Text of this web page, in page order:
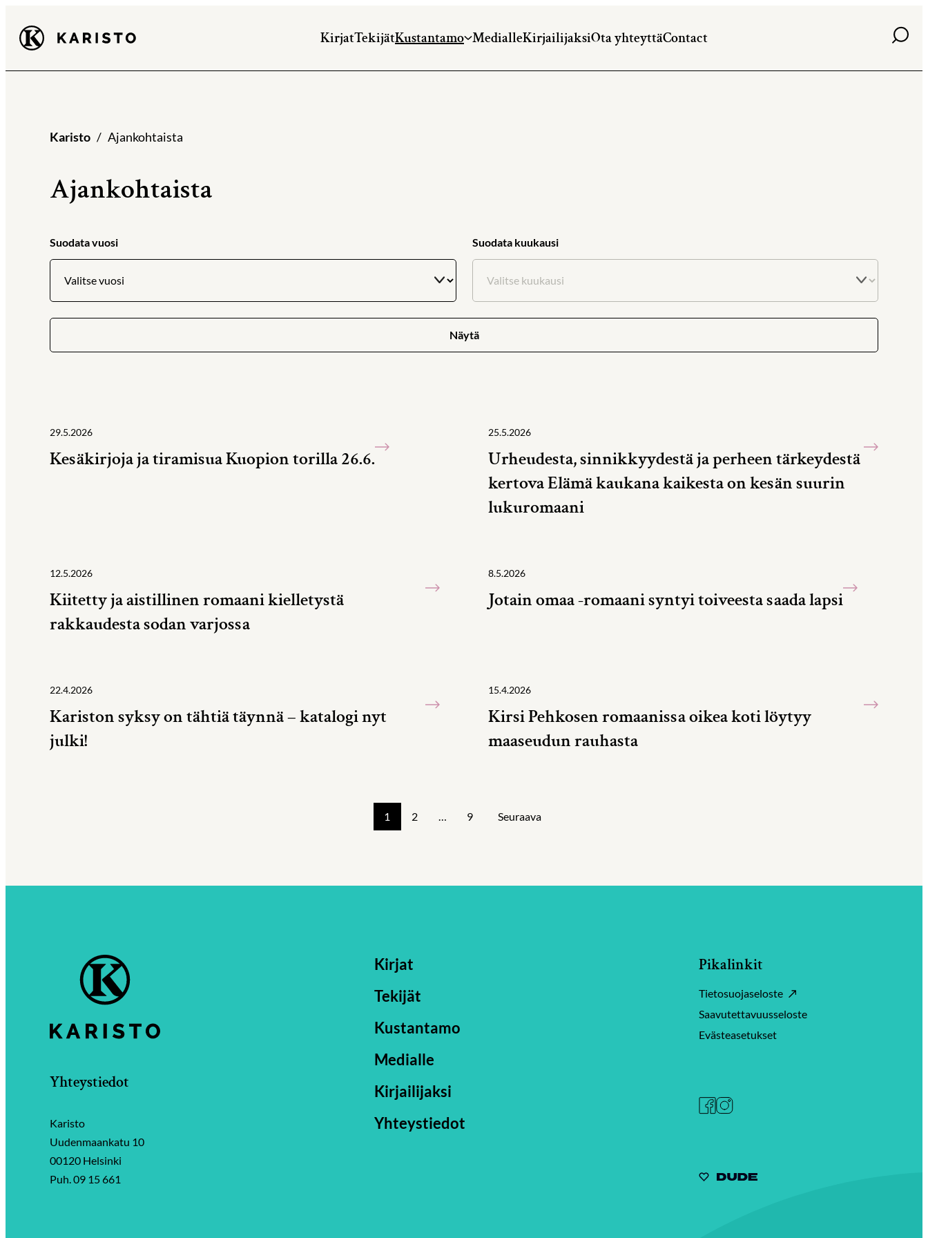
suoraan
Karisto KirjatTekijätKustantamo MedialleKirjailijaksiOta yhteyttäContact Haku
Karisto Ajankohtaista
Ajankohtaista
Suodata vuosi Suodata kuukausi
Näytä
Ajankohtaista
29.5.2026
Kesäkirjoja ja tiramisua Kuopion torilla 26.6.
25.5.2026
Urheudesta, sinnikkyydestä ja perheen tärkeydestä
kertova Elämä kaukana kaikesta on kesän suurin
lukuromaani
12.5.2026
Kiitetty ja aistillinen romaani kielletystä
rakkaudesta sodan varjossa
8.5.2026
Jotain omaa -romaani syntyi toiveesta saada lapsi
22.4.2026
Kariston syksy on tähtiä täynnä – katalogi nyt
julki!
15.4.2026
Kirsi Pehkosen romaanissa oikea koti löytyy
maaseudun rauhasta
1 2 … 9 Seuraava
Yhteystiedot
Karisto
Uudenmaankatu 10
00120 Helsinki
Puh. 09 15 661
Kirjat
Tekijät
Kustantamo
Medialle
Kirjailijaksi
Yhteystiedot
Pikalinkit
Tietosuojaseloste
Saavutettavuusseloste
Evästeasetukset
Facebook
Instagram